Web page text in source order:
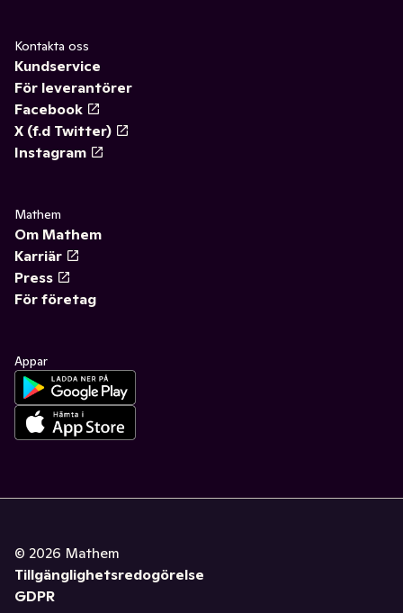
Kontakta oss
Kundservice
För leverantörer
Facebook
X (f.d Twitter)
Instagram
Mathem
Om Mathem
Karriär
Press
För företag
Appar
© 2026 Mathem
Tillgänglighetsredogörelse
GDPR